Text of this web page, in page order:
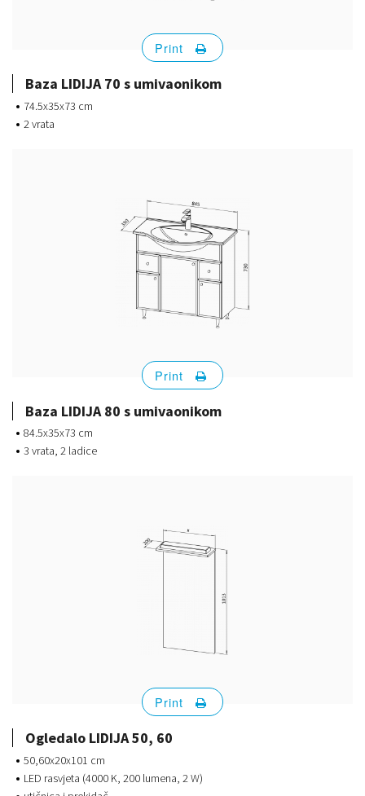
Baza LIDIJA 70 s umivaonikom
74.5x35x73 cm
2 vrata
Print
Baza LIDIJA 80 s umivaonikom
84.5x35x73 cm
3 vrata, 2 ladice
Print
Ogledalo LIDIJA 50, 60
50,60x20x101 cm
LED rasvjeta (4000 K, 200 lumena, 2 W)
Print